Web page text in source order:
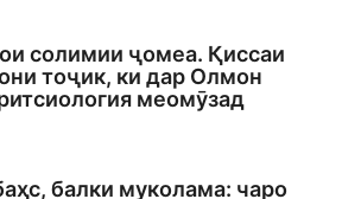
солимии ҷомеа. Қиссаи
тоҷик, ки дар Олмон
меомӯзад
балки муколама: чаро